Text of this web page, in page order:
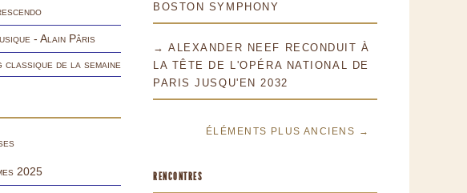
- Alain Pâris
classique de la semaine
2025
BOSTON SYMPHONY
→ ALEXANDER NEEF RECONDUIT À
LA TÊTE DE L'OPÉRA NATIONAL DE
PARIS JUSQU'EN 2032
ÉLÉMENTS PLUS ANCIENS →
RENCONTRES